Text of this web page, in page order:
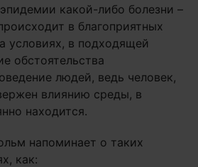
какой-либо болезни –
в благоприятных
условиях, в подходящей
обстоятельства
людей, ведь человек,
влиянию среды, в
находится.
напоминает о таких
как: